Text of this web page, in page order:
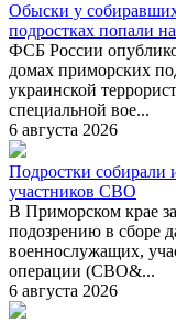
Обыски у
подростках попали
ФСБ России
домах приморских
украинской
специальной вое...
6 августа 2026
Подростки собирали
участников СВО
В Приморском крае
подозрению в сборе
военнослужащих,
операции (СВО&...
6 августа 2026